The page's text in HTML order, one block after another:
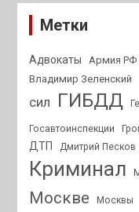
Метки
Адвокаты Армия РФ
Владимир Зеленский
сил
ГИБДД
Госавтоинспекции
ДТП Дмитрий Песков
Криминал
Москве Москвы